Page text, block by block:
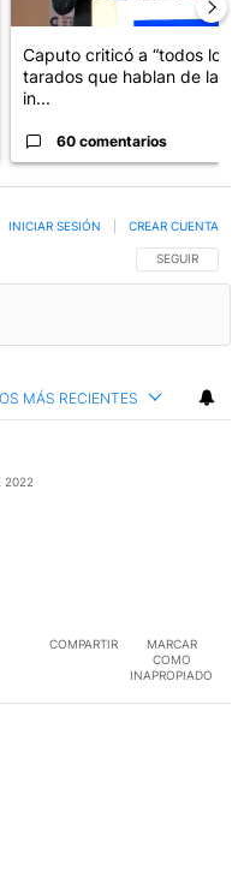
Caputo criticó a “todos los
tarados que hablan de la
in...
60 comentarios
SIGA ESTA
SEGUIR
INICIAR SESIÓN CREAR CUENTA
MÁS RECIENTES
2022
COMPARTIR
MARCAR
COMO
INAPROPIADO